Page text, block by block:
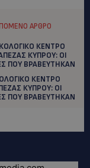
ΆΡΘΡΟ
ΚΕΝΤΡΟ
ΚΥΠΡΟΥ: ΟΙ
ΠΟΥ ΒΡΑΒΕΥΤΗΚΑΝ